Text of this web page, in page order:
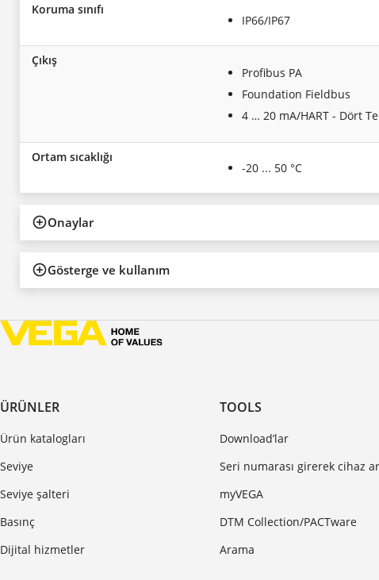
Koruma sınıfı
IP66/IP67
Çıkış
Profibus PA
Foundation Fieldbus
4 … 20 mA/HART - Dört
Ortam sıcaklığı
-20 ... 50 °C
Onaylar
Gösterge ve kullanım
ÜRÜNLER
Ürün katalogları
Seviye
Seviye şalteri
Basınç
Dijital hizmetler
TOOLS
Download’lar
Seri numarası girerek cihaz
myVEGA
DTM Collection/PACTware
Arama